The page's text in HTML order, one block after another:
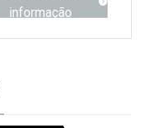
informação